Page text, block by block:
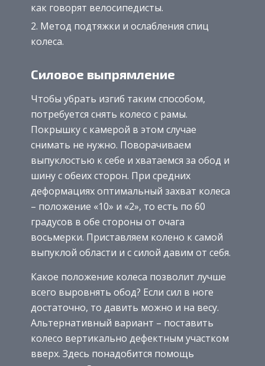
как говорят велосипедисты.
Метод подтяжки и ослабления спиц
колеса.
Силовое выпрямление
Чтобы убрать изгиб таким способом,
потребуется снять колесо с рамы.
Покрышку с камерой в этом случае
снимать не нужно. Поворачиваем
выпуклостью к себе и хватаемся за обод и
шину с обеих сторон. При средних
деформациях оптимальный захват колеса
– положение «10» и «2», то есть по 60
градусов в обе стороны от очага
восьмерки. Приставляем колено к самой
выпуклой области и с силой давим от себя.
Какое положение колеса позволит лучше
всего выровнять обод? Если сил в ноге
достаточно, то давить можно и на весу.
Альтернативный вариант – поставить
колесо вертикально дефектным участком
вверх. Здесь понадобится помощь